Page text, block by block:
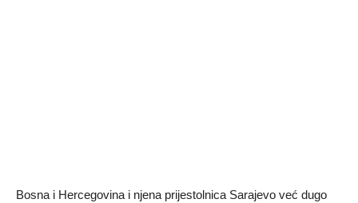
Bosna i Hercegovina i njena prijestolnica Sarajevo već dugo